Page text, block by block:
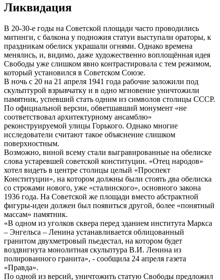
Ликвидация
В 20-30-е годы на Советской площади часто проводились
митинги, с балкона у подножия статуи выступали ораторы, к
праздникам обелиск украшали огнями. Однако времена
менялись, и, видимо, даже художественно воплощённая идея
Свободы уже слишком явно контрастировала с тем режимом,
который установился в Советском Союзе.
В ночь с 20 на 21 апреля 1941 года рабочие заложили под
скульптурой взрывчатку и в одно мгновение уничтожили
памятник, успевший стать одним из символов столицы СССР.
По официальной версии, обветшавший монумент «не
соответствовал архитектурному ансамблю»
реконструируемой улицы Горького. Однако многие
исследователи считают такое объяснение слишком
поверхностным.
Возможно, виной всему стали выгравированные на обелиске
слова устаревшей советской конституции. «Отец народов»
хотел видеть в центре столицы целый «Проспект
Конституции», на котором должны были стоять два обелиска
со строками нового, уже «сталинского», основного закона
1936 года. На Советской же площади вместо абстрактной
фигуры-идеи должен был появиться другой, более «понятный
массам» памятник.
«В одном из уголков сквера перед зданием института Маркса
– Энгельса – Ленина устанавливается облицованный
гранитом двухметровый пьедестал, на котором будет
воздвигнута монолитная скульптура В.И. Ленина из
полированного гранита», - сообщила 24 апреля газета
«Правда».
По одной из версий, уничтожить статую Свободы предложил